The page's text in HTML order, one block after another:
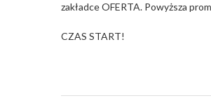
zakładce OFERTA. Powyższa
CZAS START!